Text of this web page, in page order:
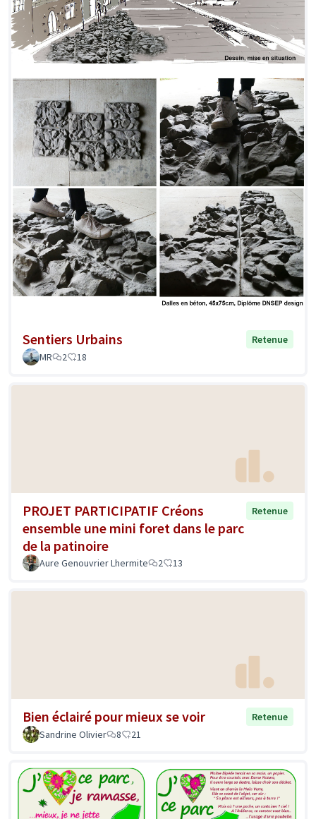
Sentiers Urbains
Retenue
MR
2 18
PROJET PARTICIPATIF Créons
ensemble une mini foret dans le parc
de la patinoire
Retenue
Aure Genouvrier Lhermite 2 13
Bien éclairé pour mieux se voir
Retenue
Sandrine Olivier
8 21